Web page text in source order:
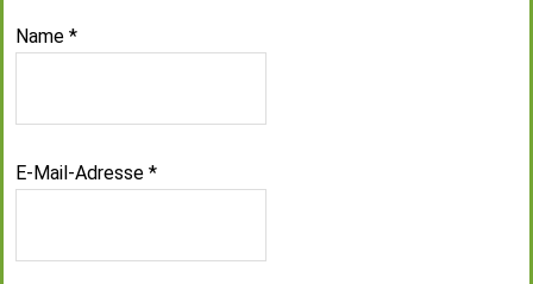
Name *
E-Mail-Adresse *